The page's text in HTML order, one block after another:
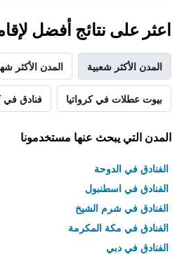
اعثر على نتائج أفضل
المدن الأكثر شعبية المدن الأكثر
بيوت عطلات في كرواتيا فنادق في
المدن التي يبحث عنها مستخدمونا
الفنادق في الدوحة
الفنادق في اسطنبول
الفنادق في شرم الشيخ
الفنادق في مكة المكرمة
الفنادق في دبي